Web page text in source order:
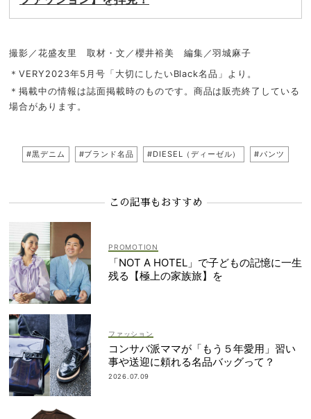
撮影／花盛友里 取材・文／櫻井裕美 編集／羽城麻子
＊VERY2023年5月号「大切にしたいBlack名品」より。
＊掲載中の情報は誌面掲載時のものです。商品は販売終了している
場合があります。
#黒デニム #ブランド名品 #DIESEL（ディーゼル） #パンツ
この記事もおすすめ
「NOT A HOTEL」で子どもの記憶に一生
残る【極上の家族旅】を
ファッション
コンサバ派ママが「もう５年愛用」習い
事や送迎に頼れる名品バッグって？
2026.07.09